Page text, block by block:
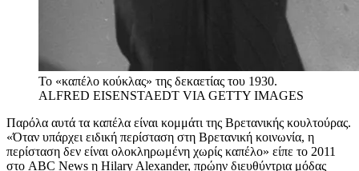
Το «καπέλο κούκλας» της δεκαετίας του 1930.
ALFRED EISENSTAEDT VIA GETTY IMAGES
Παρόλα αυτά τα καπέλα είναι κομμάτι της Βρετανικής κουλτούρας.
«Όταν υπάρχει ειδική περίσταση στη Βρετανική κοινωνία, η
περίσταση δεν είναι ολοκληρωμένη χωρίς καπέλο» είπε το 2011
στο ABC News η Hilary Alexander, πρώην διευθύντρια μόδας